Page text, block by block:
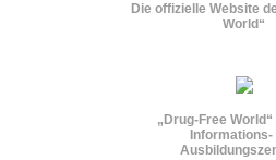
Die offizielle Website
World“
„Drug-Free World“
Informations-